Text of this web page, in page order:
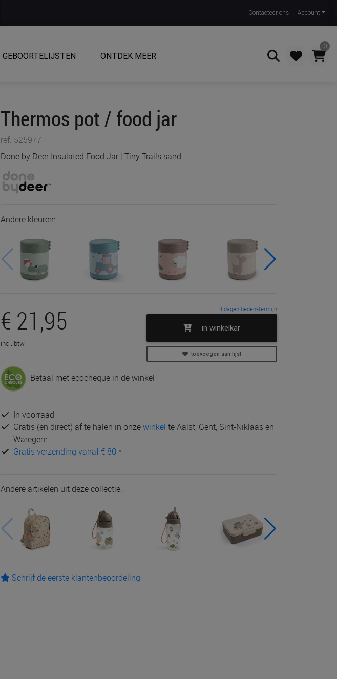
Contacteer ons Account
GEBOORTELIJSTEN ONTDEK MEER
0
Thermos pot / food jar
ref. 525977
Done by Deer Insulated Food Jar | Tiny Trails sand
Andere kleuren:
€ 21,95
incl. btw
14 dagen bedenktermijn
in winkelkar
toevoegen aan lijst
Betaal met ecocheque in de winkel
In voorraad
Gratis (en direct) af te halen in onzewinkel te Aalst, Gent, Sint-Niklaas en
Waregem
Gratis verzending vanaf € 80 *
Andere artikelen uit deze collectie:
Schrijf de eerste klantenbeoordeling